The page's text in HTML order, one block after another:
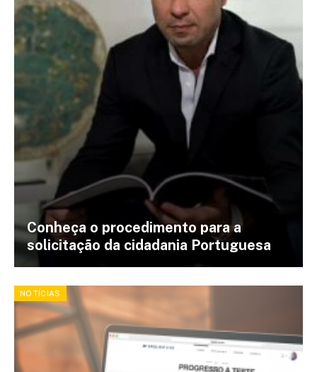
Conheça o procedimento para a
solicitação da cidadania Portuguesa
NOTÍCIAS